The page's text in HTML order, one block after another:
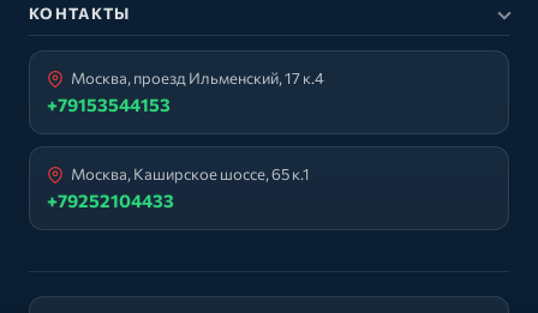
КОНТАКТЫ
Москва, проезд Ильменский, 17 к.4
+79153544153
Москва, Каширское шоссе, 65 к.1
+79252104433